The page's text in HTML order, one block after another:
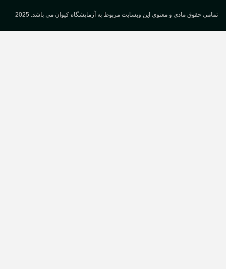
حقوق مادی و معنوی این وبسایت مربوط به آزمایشگاه کیوان می باشد. 2025